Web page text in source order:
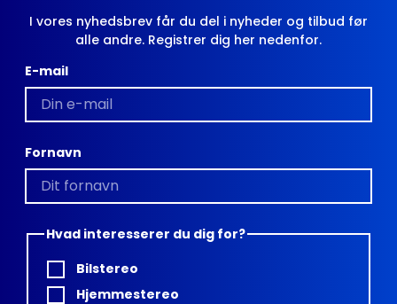
I vores nyhedsbrev får du del i nyheder og tilbud før
alle andre. Registrer dig her nedenfor.
E-mail
Fornavn
Hvad interesserer du dig for?
Bilstereo
Hjemmestereo